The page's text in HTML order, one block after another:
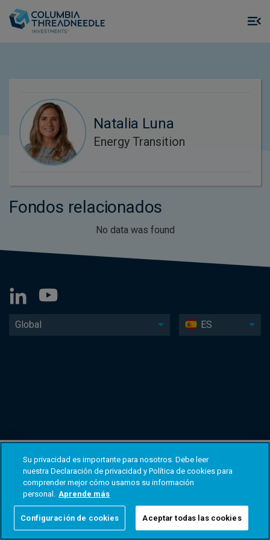
Natalia Luna
Energy Transition
Fondos relacionados
No data was found
Global ES
Su privacidad es importante para nosotros. Debe leer
nuestra Declaración de privacidad y Política de cookies para
comprender mejor cómo usamos su información
personal. Aprende más
Configuración de cookies Aceptar todas las cookies